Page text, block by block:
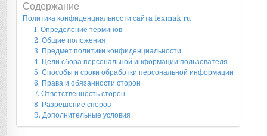
Содержание
Политика конфиденциальности сайта lexmak.ru
1. Определение терминов
2. Общие положения
3. Предмет политики конфиденциальности
4. Цели сбора персональной информации пользователя
5. Способы и сроки обработки персональной информации
6. Права и обязанности сторон
7. Ответственность сторон
8. Разрешение споров
9. Дополнительные условия